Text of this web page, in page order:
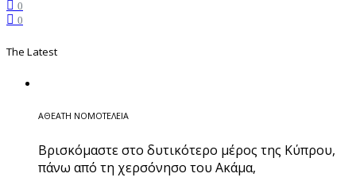
0
0
The Latest
ΑΘΕΑΤΗ ΝΟΜΟΤΕΛΕΙΑ
Βρισκόμαστε στο δυτικότερο μέρος της Κύπρου,
πάνω από τη χερσόνησο του Ακάμα,